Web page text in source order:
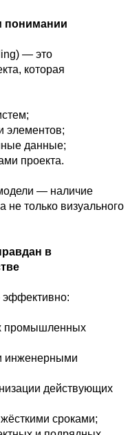
понимании
— это
которая
элементов;
данные;
проекта.
— наличие
не только визуального
в
эффективно:
промышленных
инженерными
действующих
сроками;